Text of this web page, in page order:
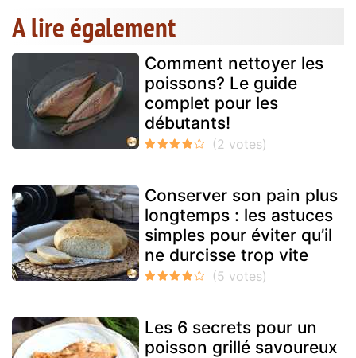
A lire également
Comment nettoyer les
poissons? Le guide
complet pour les
débutants!
Conserver son pain plus
longtemps : les astuces
simples pour éviter qu’il
ne durcisse trop vite
Les 6 secrets pour un
poisson grillé savoureux